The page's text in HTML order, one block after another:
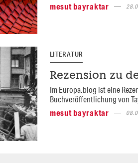
mesut bayraktar
LITERATUR
Rezension zu
Im Europa.blog ist eine
Buchveröffentlichung von
mesut bayraktar